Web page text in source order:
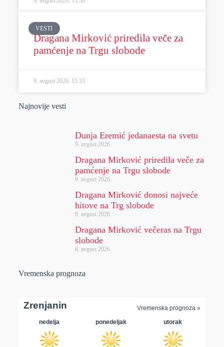
VESTI
Dragana Mirković priredila veče za
pamćenje na Trgu slobode
9. avgust 2026. 11:33
Najnovije vesti
Dunja Eremić jedanaesta na svetu
9. avgust 2026.
Dragana Mirković priredila veče za
pamćenje na Trgu slobode
9. avgust 2026.
Dragana Mirković donosi najveće
hitove na Trg slobode
8. avgust 2026.
Dragana Mirković večeras na Trgu
slobode
8. avgust 2026.
Vremenska prognoza